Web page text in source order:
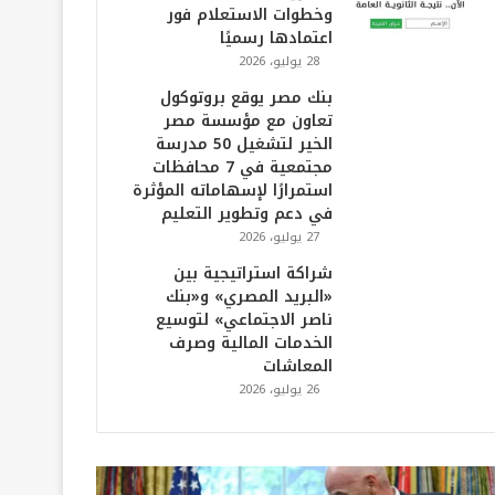
وخطوات الاستعلام فور
اعتمادها رسميًا
28 يوليو، 2026
بنك مصر يوقع بروتوكول
تعاون مع مؤسسة مصر
الخير لتشغيل 50 مدرسة
مجتمعية في 7 محافظات
استمرارًا لإسهاماته المؤثرة
في دعم وتطوير التعليم
27 يوليو، 2026
شراكة استراتيجية بين
«البريد المصري» و«بنك
ناصر الاجتماعي» لتوسيع
الخدمات المالية وصرف
المعاشات
26 يوليو، 2026